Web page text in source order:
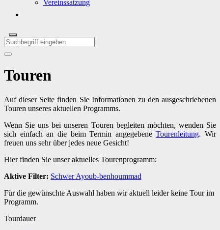
Vereinssatzung
Touren
Auf dieser Seite finden Sie Informationen zu den ausgeschriebenen
Touren unseres aktuellen Programms.
Wenn Sie uns bei unseren Touren begleiten möchten, wenden Sie
sich einfach an die beim Termin angegebeneTourenleitung. Wir
freuen uns sehr über jedes neue Gesicht!
Hier finden Sie unser aktuelles Tourenprogramm:
Aktive Filter: SchwerAyoub-benhoummad
Für die gewünschte Auswahl haben wir aktuell leider keine Tour im
Programm.
Tourdauer